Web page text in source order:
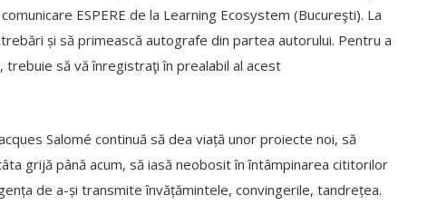
ESPERE de la Learning Ecosystem (Bucureşti). La
și să primească autografe din partea autorului. Pentru a
să vă înregistraţi în prealabil al acest
Salomé continuă să dea viață unor proiecte noi, să
grijă până acum, să iasă neobosit în întâmpinarea cititorilor
de a-și transmite învățămintele, convingerile, tandrețea.